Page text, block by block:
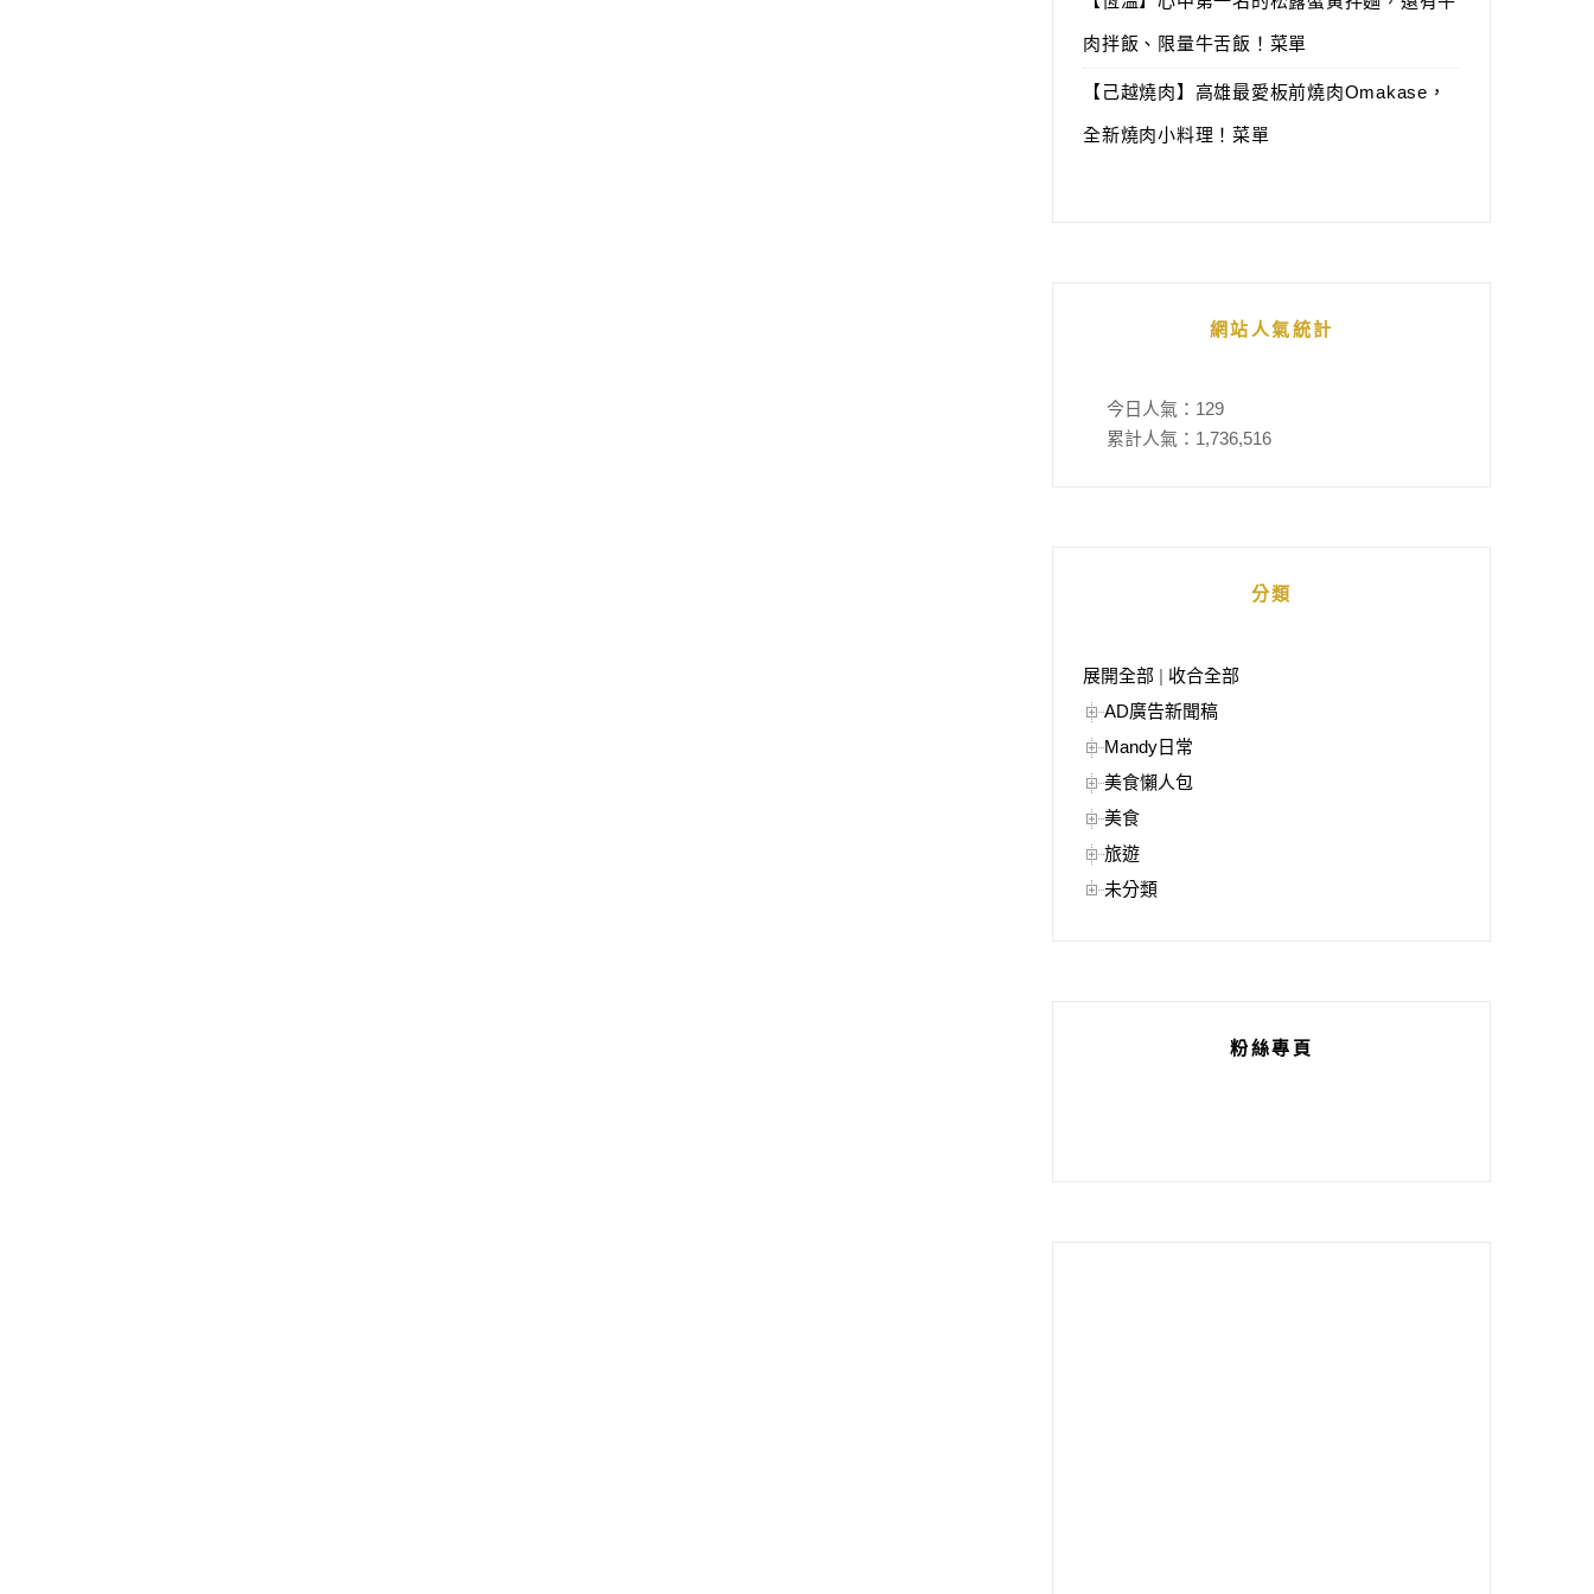
肉拌飯、限量牛舌飯！菜單
【己越燒肉】高雄最愛板前燒肉Omakase，
全新燒肉小料理！菜單
網站人氣統計
今日人氣： 129
累計人氣： 1,736,516
分類
展開全部 | 收合全部
AD廣告新聞稿
Mandy日常
美食懶人包
美食
旅遊
未分類
粉絲專頁